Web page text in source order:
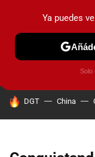
PRUEBAS
HOY SE HABLA DE
DGT China
Ya puedes
Solo